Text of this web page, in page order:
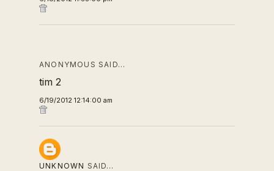
ANONYMOUS SAID…
tim 2
6/19/2012 12:14:00 am
UNKNOWN SAID…